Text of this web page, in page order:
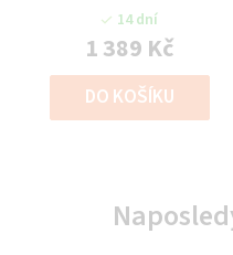
14 dní
1 389 Kč
DO KOŠÍKU